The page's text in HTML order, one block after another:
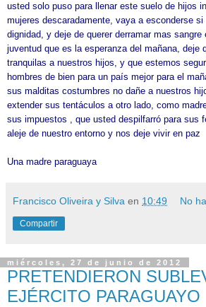
usted solo puso para llenar este suelo de hijos
mujeres descaradamente, vaya a esconderse
dignidad, y deje de querer derramar mas sangre
juventud que es la esperanza del mañana, deje
tranquilas a nuestros hijos, y que estemos
hombres de bien para un país mejor para el
sus malditas costumbres no dañe a nuestros
extender sus tentáculos a otro lado, como
sus impuestos , que usted despilfarró para sus
aleje de nuestro entorno y nos deje vivir en paz
Una madre paraguaya
Francisco Oliveira y Silva en 10:49 No
Compartir
miércoles, 27 de junio de 2012
PRETENDIERON
EJÉRCITO PARAGUAYO